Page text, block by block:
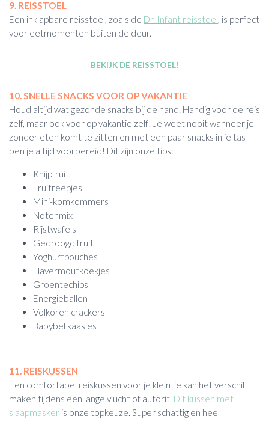
9. REISSTOEL
Een inklapbare reisstoel, zoals de Dr. Infant reisstoel, is perfect
voor eetmomenten buiten de deur.
BEKIJK DE REISSTOEL!
10. SNELLE SNACKS VOOR OP VAKANTIE
Houd altijd wat gezonde snacks bij de hand. Handig voor de reis
zelf, maar ook voor op vakantie zelf! Je weet nooit wanneer je
zonder eten komt te zitten en met een paar snacks in je tas
ben je altijd voorbereid! Dit zijn onze tips:
Knijpfruit
Fruitreepjes
Mini-komkommers
Notenmix
Rijstwafels
Gedroogd fruit
Yoghurtpouches
Havermoutkoekjes
Groentechips
Energieballen
Volkoren crackers
Babybel kaasjes
11. REISKUSSEN
Een comfortabel reiskussen voor je kleintje kan het verschil
maken tijdens een lange vlucht of autorit. Dit kussen met
slaapmasker is onze topkeuze. Super schattig en heel